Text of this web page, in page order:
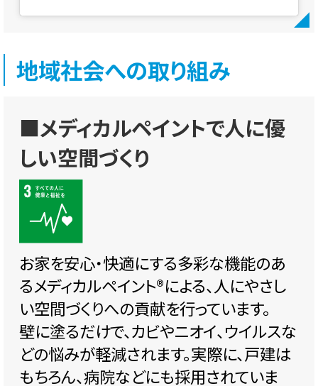
地域社会への取り組み
■メディカルペイントで人に優
しい空間づくり
お家を安心・快適にする多彩な機能のあ
るメディカルペイント®️による、人にやさし
い空間づくりへの貢献を行っています。
壁に塗るだけで、カビやニオイ、ウイルスな
どの悩みが軽減されます。実際に、戸建は
もちろん、病院などにも採用されていま